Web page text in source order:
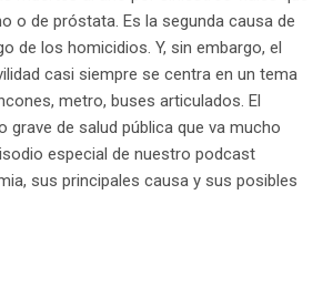
o de próstata. Es la segunda causa de
de los homicidios. Y, sin embargo, el
casi siempre se centra en un tema
metro, buses articulados. El
grave de salud pública que va mucho
especial de nuestro podcast
sus principales causa y sus posibles